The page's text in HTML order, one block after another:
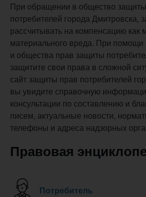
При обращении в общество
потребителей города Дмитровска,
рассчитывать на компенсацию как
материального вреда. При помощи
и общества прав защиты
защитите свои права в сложной
сайт защиты прав потребителей
вы увидите справочную
консультации по составлению и
писем, актуальные новости,
телефоны и адреса надзорных
Правовая
Потребитель